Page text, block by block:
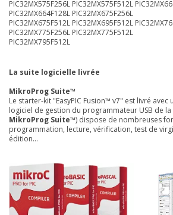
PIC32MX575F256L PIC32MX575F512L
PIC32MX664F128L PIC32MX675F256L
PIC32MX675F512L PIC32MX695F512L
PIC32MX775F256L PIC32MX775F512L
PIC32MX795F512L
La suite logicielle livrée
MikroProg Suite™
Le starter-kit "EasyPIC Fusion™ v7" est livré avec
logiciel de gestion du programmateur USB de
MikroProg Suite™) dispose de nombreuses
programmation, lecture, vérification, test de
édition...